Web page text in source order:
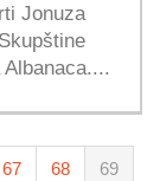
Jonuza
67 68 69